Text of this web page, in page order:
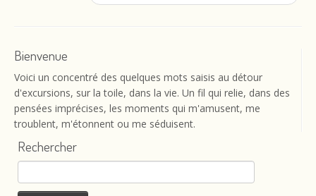
Bienvenue
Voici un concentré des quelques mots saisis au détour
d'excursions, sur la toile, dans la vie. Un fil qui relie, dans des
pensées imprécises, les moments qui m'amusent, me
troublent, m'étonnent ou me séduisent.
Rechercher
Rechercher :